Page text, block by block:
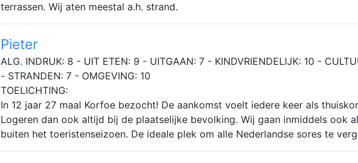
terrassen. Wij aten meestal a.h. strand.
Pieter
ALG. INDRUK: 8 - UIT ETEN: 9 - UITGAAN: 7 - KINDVRIENDELIJK: 10 -
- STRANDEN: 7 - OMGEVING: 10
TOELICHTING:
In 12 jaar 27 maal Korfoe bezocht! De aankomst voelt iedere keer als
Logeren dan ook altijd bij de plaatselijke bevolking. Wij gaan inmiddels ook al
buiten het toeristenseizoen. De ideale plek om alle Nederlandse sores te